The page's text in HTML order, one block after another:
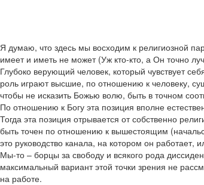
Я думаю, что здесь мы восходим к религиозной
имеет и иметь не может (Уж кто-кто, а Он точно
Глубоко верующий человек, который чувствует
роль играют высшие, по отношению к человеку,
чтобы не исказить Божью волю, быть в точном
По отношению к Богу эта позиция вполне
Тогда эта позиция отрывается от собственно
быть точен по отношению к вышестоящим
это руководство канала, на котором он
Мы-то – борцы за свободу и всякого рода
максимальный вариант этой точки зрения не
на работе.